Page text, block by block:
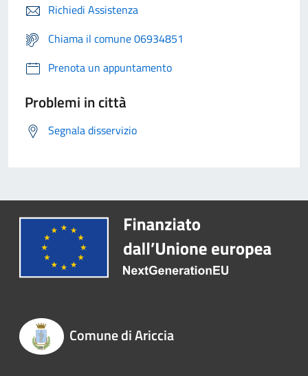
Richiedi Assistenza
Chiama il comune 06934851
Prenota un appuntamento
Problemi in città
Segnala disservizio
Comune di Ariccia